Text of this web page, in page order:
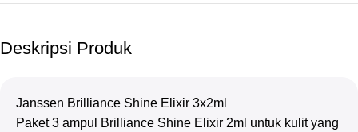
Deskripsi Produk
Janssen Brilliance Shine Elixir 3x2ml
Paket 3 ampul Brilliance Shine Elixir 2ml untuk kulit yang